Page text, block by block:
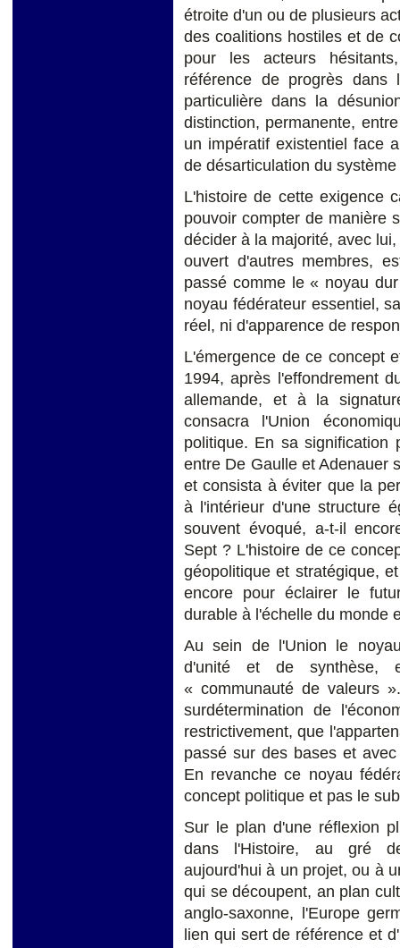
étroite d'un ou de plusieurs
des coalitions hostiles et de
pour les acteurs
référence de progrès dans
particulière dans la
distinction, permanente,
un impératif existentiel face
de désarticulation du
L'histoire de cette exigence
pouvoir compter de manière
décider à la majorité, avec
ouvert d'autres membres,
passé comme le « noyau
noyau fédérateur essentiel,
réel, ni d'apparence de
L'émergence de ce concept
1994, après l'effondrement
allemande, et à la
consacra l'Union
politique. En sa signification
entre De Gaulle et Adenauer
et consista à éviter que la
à l'intérieur d'une structure
souvent évoqué, a-t-il
Sept ? L'histoire de ce
géopolitique et stratégique,
encore pour éclairer le
durable à l'échelle du monde
Au sein de l'Union le
d'unité et de synthèse,
« communauté de valeurs
surdétermination de
restrictivement, que
passé sur des bases et
En revanche ce noyau
concept politique et pas le
Sur le plan d'une réflexion
dans l'Histoire, au gré
aujourd'hui à un projet, ou à
qui se découpent, an plan
anglo-saxonne, l'Europe
lien qui sert de référence et